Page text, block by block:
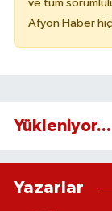
ve tüm
Afyon Haber
Yükleniyor...
Yazarlar